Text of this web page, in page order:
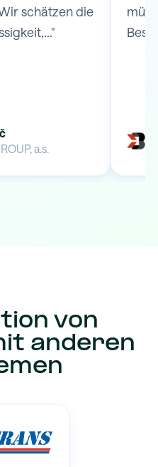
schätzen die
a.s.
von
anderen